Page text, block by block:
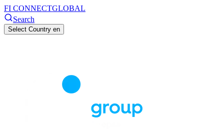
FI CONNECTGLOBAL
Search
Select Country en